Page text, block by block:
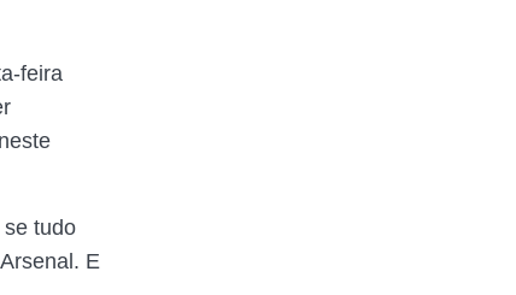
feira
se tudo
E